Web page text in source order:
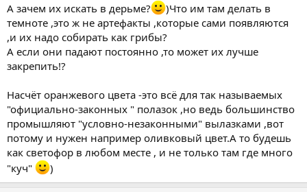
А зачем их искать в дерьме?
)Что им там делать в
темноте ,это ж не артефакты ,которые сами появляются
,и их надо собирать как грибы?
А если они падают постоянно ,то может их лучше
закрепить!?
Насчёт оранжевого цвета -это всё для так называемых
"официально-законных " полазок ,но ведь большинство
промышляют "условно-незаконными" вылазками ,вот
потому и нужен например оливковый цвет.А то будешь
как светофор в любом месте , и не только там где много
"куч"
)